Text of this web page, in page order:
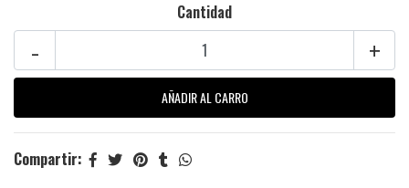
Cantidad
+
-
Compartir: